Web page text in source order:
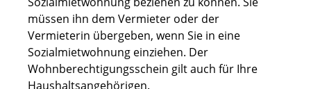
müssen ihn dem Vermieter oder der
Vermieterin übergeben, wenn Sie in eine
Sozialmietwohnung einziehen. Der
Wohnberechtigungsschein gilt auch für Ihre
Haushaltsangehörigen.